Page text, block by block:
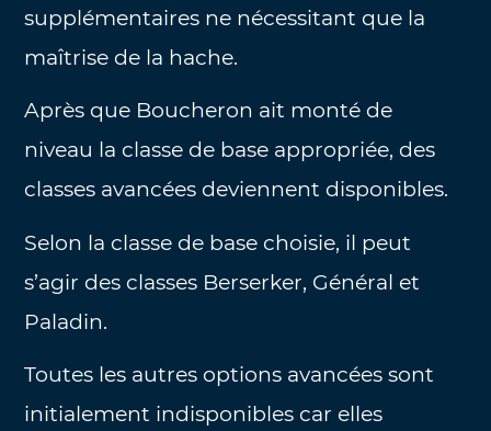
supplémentaires ne nécessitant que la
maîtrise de la hache.
Après que Boucheron ait monté de
niveau la classe de base appropriée, des
classes avancées deviennent disponibles.
Selon la classe de base choisie, il peut
s’agir des classes Berserker, Général et
Paladin.
Toutes les autres options avancées sont
initialement indisponibles car elles